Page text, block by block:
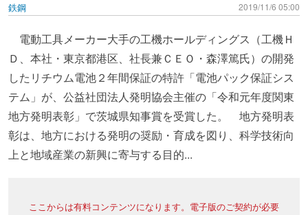
鉄鋼 2019/11/6 05:00
電動工具メーカー大手の工機ホールディングス（工機Ｈ
Ｄ、本社・東京都港区、社長兼ＣＥＯ・森澤篤氏）の開発
したリチウム電池２年間保証の特許「電池パック保証シス
テム」が、公益社団法人発明協会主催の「令和元年度関東
地方発明表彰」で茨城県知事賞を受賞した。 地方発明表
彰は、地方における発明の奨励・育成を図り、科学技術向
上と地域産業の新興に寄与する目的...
ここからは有料コンテンツになります。電子版のご契約が必要